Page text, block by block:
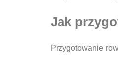
Jak
Przygotowanie